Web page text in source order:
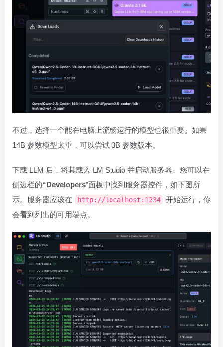
不过，选择一个能在电脑上流畅运行的模型也很重要。如果
14B 参数模型太重，可以尝试 3B 参数版本。
下载 LLM 后，将其载入 LM Studio 并启动服务器。您可以在
侧边栏的“Developers”面板中找到服务器控件，如下图所
示。服务器应该在
http://localhost:1234
开始运行，你
会看到列出的可用端点。